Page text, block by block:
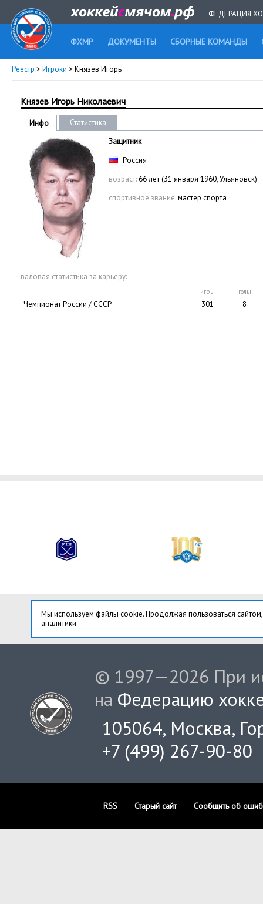
ФЕДЕРАЦИЯ
ФХМР ДОКУМЕНТЫ СБОРНЫЕ КОМАНДЫ
Реестр > Игроки > Князев Игорь
Князев Игорь Николаевич
Инфо
Статистика
Защитник
Россия
возраст:66 лет (31 января 1960, Ульяновск)
спортивное звание:мастер спорта
валовая статистика за карьеру:
игры голы
Чемпионат России / СССР 301 8
Мы используем файлы cookie. Продолжая пользоваться
аналитики.
© 1997—2026 При
на Федерацию
105064, Москва,
+7 (499) 267-90-80
RSS Старый сайт Сообщить об